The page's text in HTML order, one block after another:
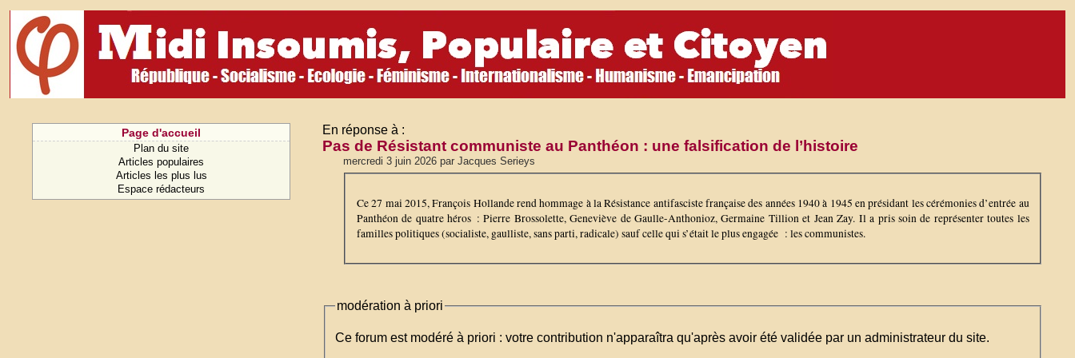
Page d'accueil
Plan du site
Articles populaires
Articles les plus lus
Espace rédacteurs
En réponse à :
Pas de Résistant communiste au Panthéon : une falsification de l’histoire
mercredi 3 juin 2026 par Jacques Serieys
Ce 27 mai 2015, François Hollande rend hommage à la Résistance antifasciste française des années 1940 à 1945 en présidant les cérémonies d’entrée au
Panthéon de quatre héros : Pierre Brossolette, Geneviève de Gaulle-Anthonioz, Germaine Tillion et Jean Zay. Il a pris soin de représenter toutes les
familles politiques (socialiste, gaulliste, sans parti, radicale) sauf celle qui s’était le plus engagée : les communistes.
modération à priori
Ce forum est modéré à priori : votre contribution n'apparaîtra qu'après avoir été validée par un administrateur du site.